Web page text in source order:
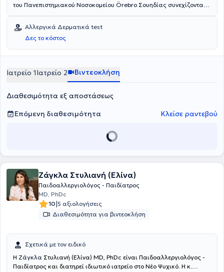
του Πανεπιστημιακού Νοσοκομείου Örebro Σουηδίας συνεχίζοντας
Αλλεργικά Δερματικά test
Δες το κόστος
Ιατρείο 1Ιατρείο 2 Βιντεοκλήση
Διαθεσιμότητα εξ αποστάσεως
Επόμενη διαθεσιμότητα
Κλείσε ραντεβού
Ζάγκλα Στυλιανή (Ελίνα)
Παιδοαλλεργιολόγος - Παιδίατρος
MD, PhDc
10|5 αξιολογήσεις
Διαθεσιμότητα για βιντεοκλήση
Σχετικά με τον ειδικό
Η Ζάγκλα Στυλιανή (Ελίνα) MD, PhDc είναι Παιδοαλλεργιολόγος -
Παιδίατρος και διατηρεί ιδιωτικό ιατρείο στο Νέο Ψυχικό. Η κ.